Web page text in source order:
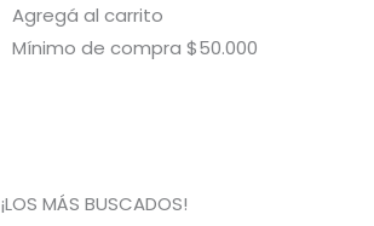
Agregá al carrito
Mínimo de compra $50.000
¡LOS MÁS BUSCADOS!